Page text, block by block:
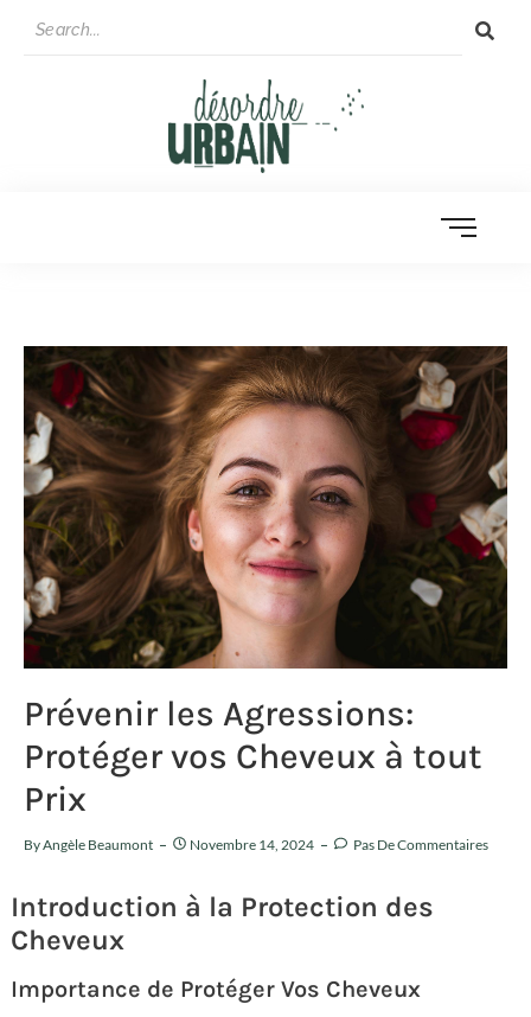
Prévenir les Agressions:
Protéger vos Cheveux à tout
Prix
ByAngèle Beaumont Novembre 14, 2024 Pas De Commentaires
Introduction à la Protection des
Cheveux
Importance de Protéger Vos Cheveux